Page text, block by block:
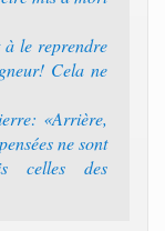
le reprendre
Cela ne
«Arrière,
ne sont
celles des